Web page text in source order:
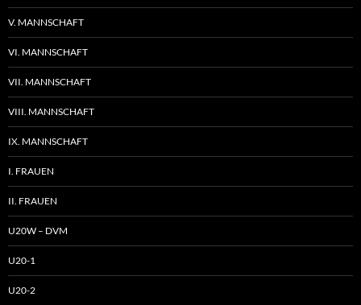
V. MANNSCHAFT
VI. MANNSCHAFT
VII. MANNSCHAFT
VIII. MANNSCHAFT
IX. MANNSCHAFT
I. FRAUEN
II. FRAUEN
U20W – DVM
U20-1
U20-2